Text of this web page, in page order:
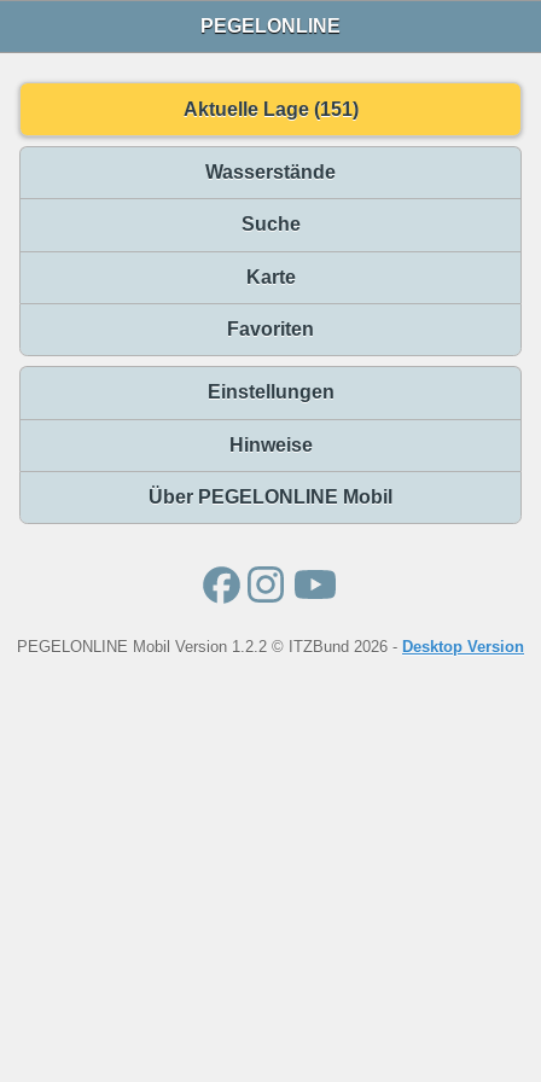
PEGELONLINE
Aktuelle Lage (151)
Wasserstände
Suche
Karte
Favoriten
Einstellungen
Hinweise
Über PEGELONLINE Mobil
PEGELONLINE Mobil Version 1.2.2 © ITZBund 2026 - Desktop Version